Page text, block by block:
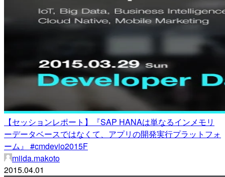
【セッションレポート】『SAP HANAは単なるインメモリ
ーデータベースではなくて、アプリの開発実行プラットフォ
ーム』 #cmdevio2015F
miida.makoto
2015.04.01